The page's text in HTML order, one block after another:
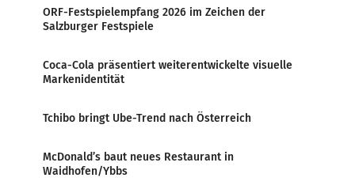
ORF-Festspielempfang 2026 im Zeichen der
Salzburger Festspiele
Coca-Cola präsentiert weiterentwickelte visuelle
Markenidentität
Tchibo bringt Ube-Trend nach Österreich
McDonald’s baut neues Restaurant in
Waidhofen/Ybbs